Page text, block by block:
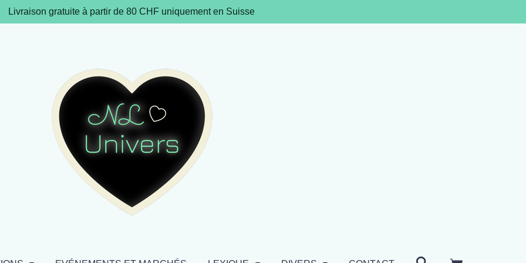
Livraison gratuite à partir de 80 CHF uniquement en Suisse